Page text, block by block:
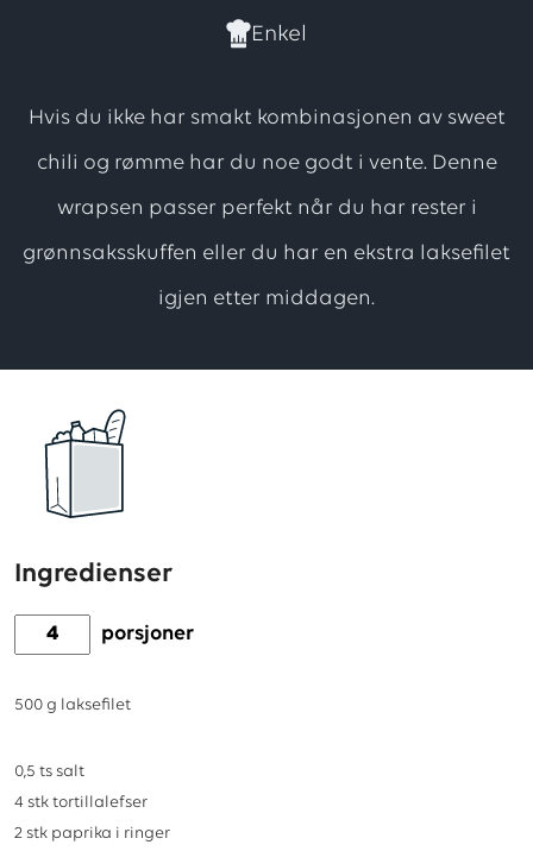
har
ingen
Vær
den
første
til
vurdere
Enkel
Hvis du ikke har smakt kombinasjonen av sweet
chili og rømme har du noe godt i vente. Denne
wrapsen passer perfekt når du har rester i
grønnsaksskuffen eller du har en ekstra laksefilet
igjen etter middagen.
Ingredienser
porsjoner
500 g laksefilet
0,5 ts salt
4 stk tortillalefser
2 stk paprika i ringer